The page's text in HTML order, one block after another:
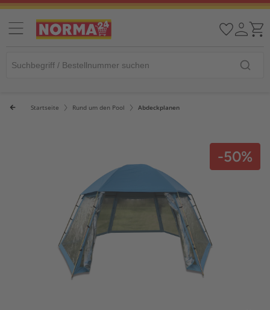
Startseite Rund um den Pool Abdeckplanen
-50%